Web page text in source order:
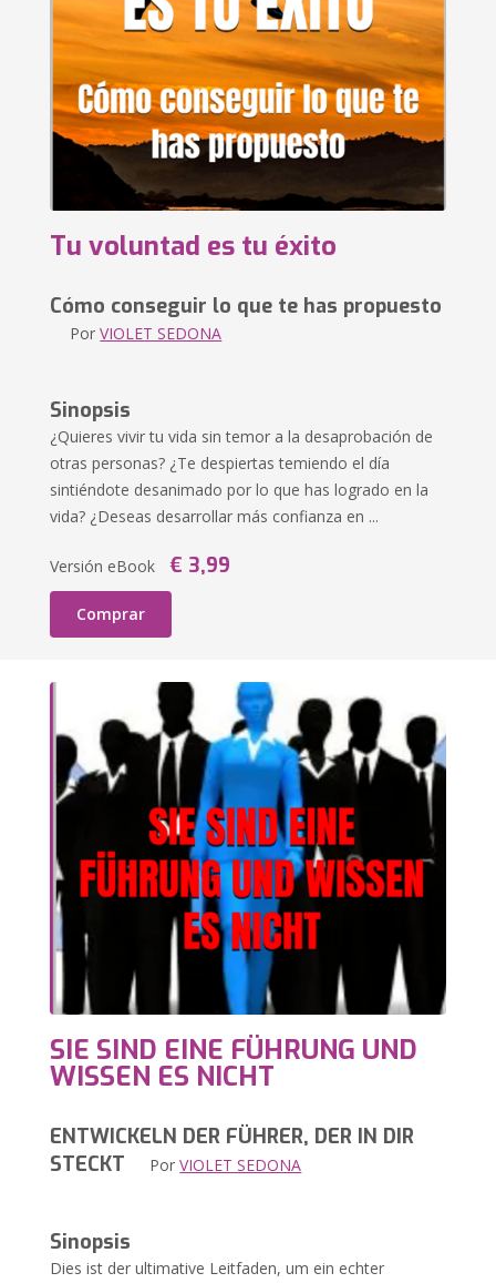
Tu voluntad es tu éxito
Cómo conseguir lo que te has propuesto
PorVIOLET SEDONA
Sinopsis
¿Quieres vivir tu vida sin temor a la desaprobación de
otras personas? ¿Te despiertas temiendo el día
sintiéndote desanimado por lo que has logrado en la
vida? ¿Deseas desarrollar más confianza en ...
Versión eBook € 3,99
Comprar
SIE SIND EINE FÜHRUNG UND
WISSEN ES NICHT
ENTWICKELN DER FÜHRER, DER IN DIR
STECKT PorVIOLET SEDONA
Sinopsis
Dies ist der ultimative Leitfaden, um ein echter